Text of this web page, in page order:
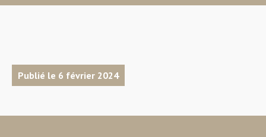
Publié le 6 février 2024